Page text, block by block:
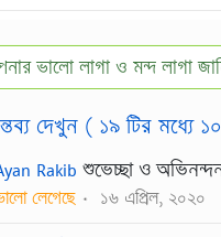
ভালো লাগা ও মন্দ লাগা
দেখুন ( ১৯টির মধ্যে
Rakib শুভেচ্ছা ও
লেগেছে ১৬ এপ্রিল, ২০২০